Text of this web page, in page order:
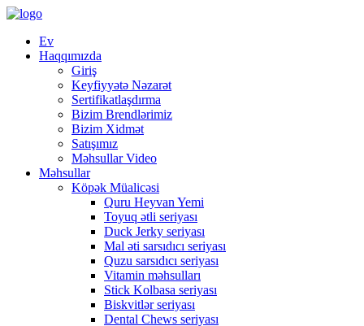
Ev
Haqqımızda
Giriş
Keyfiyyətə Nəzarət
Sertifikatlaşdırma
Bizim Brendlərimiz
Bizim Xidmət
Satışımız
Məhsullar Video
Məhsullar
Köpək Müalicəsi
Quru Heyvan Yemi
Toyuq ətli seriyası
Duck Jerky seriyası
Mal əti sarsıdıcı seriyası
Quzu sarsıdıcı seriyası
Vitamin məhsulları
Stick Kolbasa seriyası
Biskvitlər seriyası
Dental Chews seriyası